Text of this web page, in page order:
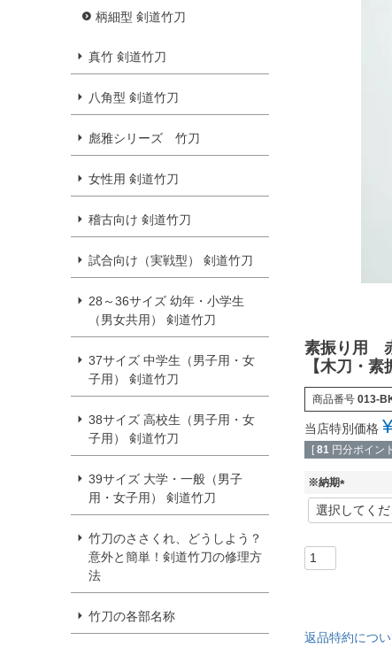
柄細型 剣道竹刀
真竹 剣道竹刀
八角型 剣道竹刀
彪雅シリーズ 竹刀
女性用 剣道竹刀
稽古向け 剣道竹刀
試合向け（実戦型） 剣道竹刀
28～36サイズ 幼年・小学生
（男女共用） 剣道竹刀
37サイズ 中学生（男子用・女
子用） 剣道竹刀
38サイズ 高校生（男子用・女
子用） 剣道竹刀
39サイズ 大学・一般（男子
用・女子用） 剣道竹刀
竹刀のささくれ、どうしよう？
意外と簡単！剣道竹刀の修理方
法
竹刀の各部名称
素振り用
【木刀・素
商品番号 013-
当店特別価格 ¥
[ 81 円分ポイン
※納期
(
必
返品特約につ